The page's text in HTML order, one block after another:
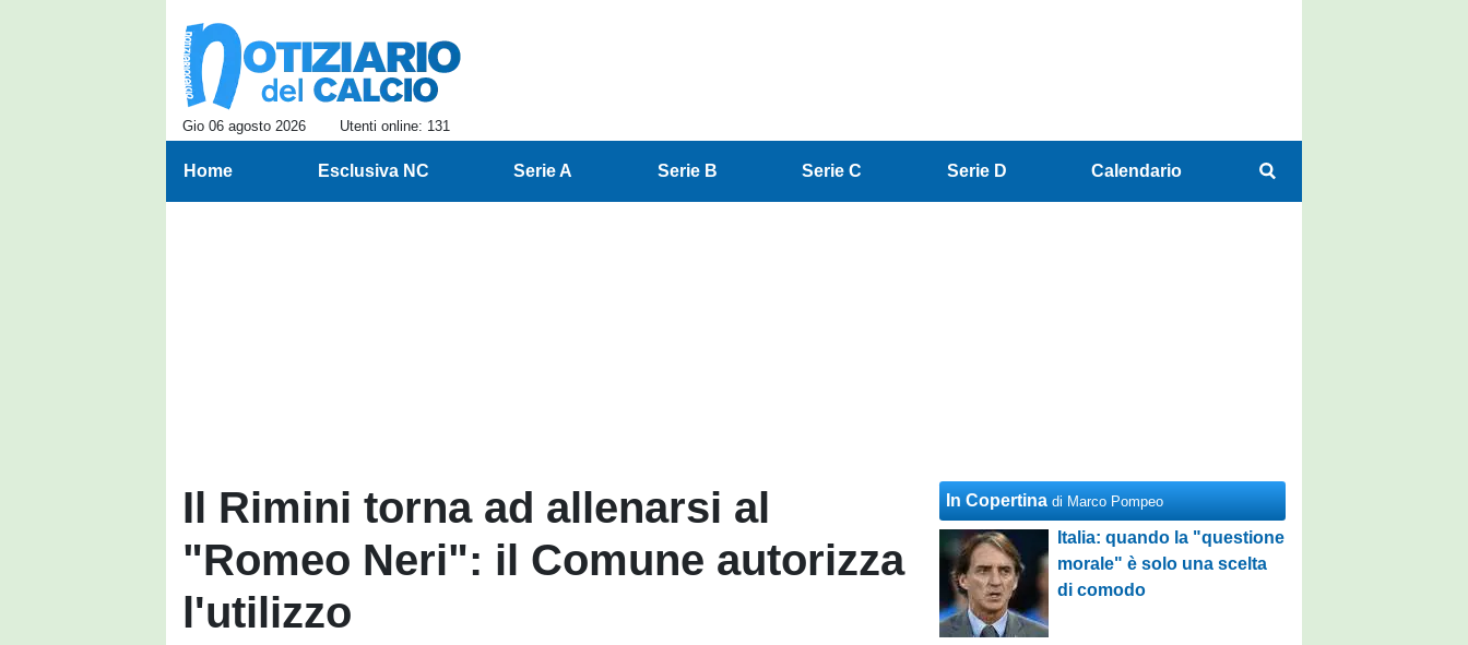
Gio 06 agosto 2026 Utenti online: 131
Home Esclusiva NC Serie A Serie B Serie C Serie D Calendario
Il Rimini torna ad allenarsi al
"Romeo Neri": il Comune autorizza
l'utilizzo
In Copertina di Marco Pompeo
Italia: quando la "questione
morale" è solo una scelta
di comodo